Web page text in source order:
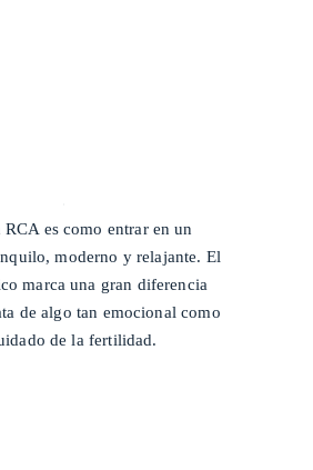
RCA es como entrar en un
moderno y relajante. El
marca una gran diferencia
de algo tan emocional como
de la fertilidad.